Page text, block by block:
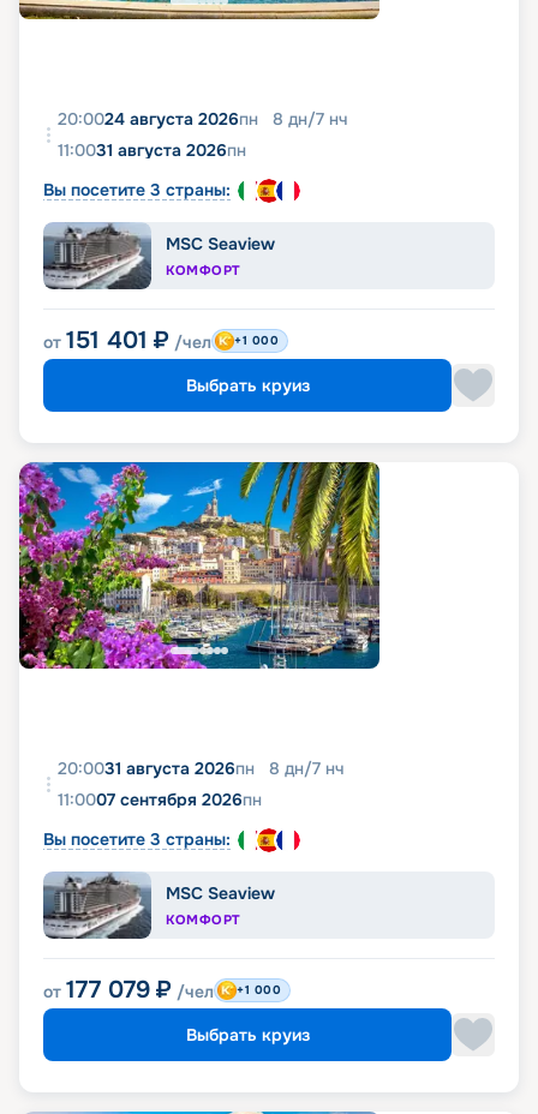
20:0024 августа 2026пн 8 дн/7 нч
11:0031 августа 2026пн
Вы посетите 3 страны:
MSC Seaview
КОМФОРТ
от 151 401 ₽ /чел +1 000
Выбрать круиз
20:0031 августа 2026пн 8 дн/7 нч
11:0007 сентября 2026пн
Вы посетите 3 страны:
MSC Seaview
КОМФОРТ
от 177 079 ₽ /чел +1 000
Выбрать круиз